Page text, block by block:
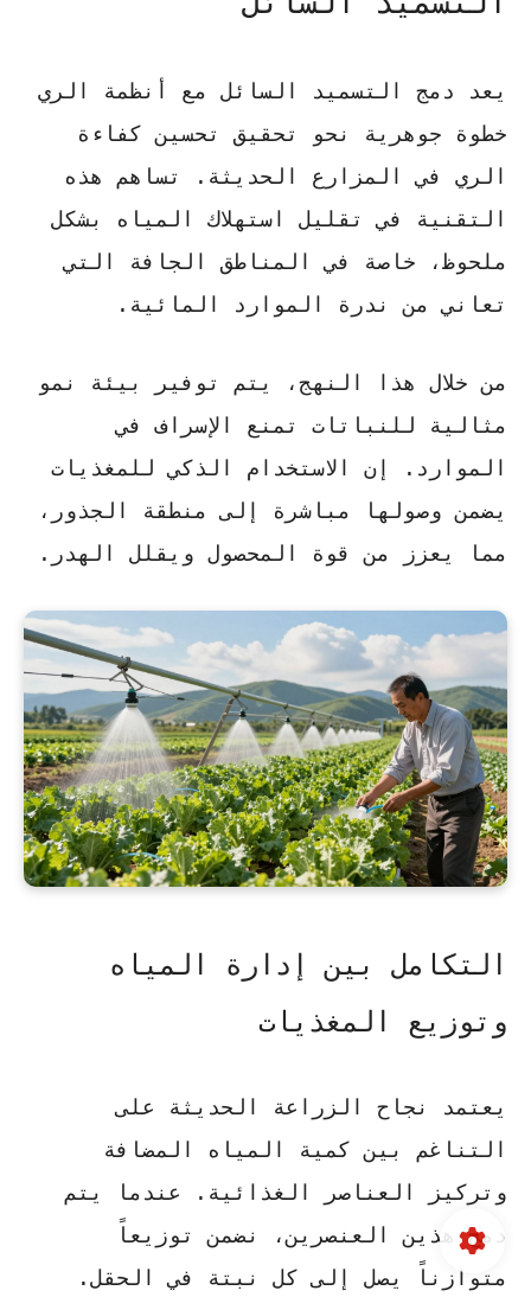
يعد دمج التسميد السائل مع أنظمة الري
خطوة جوهرية نحو تحقيق
تحسين كفاءة
الري في المزارع الحديثة. تساهم هذه
التقنية في تقليل استهلاك المياه بشكل
ملحوظ، خاصة في المناطق الجافة التي
تعاني من ندرة الموارد المائية.
من خلال هذا النهج، يتم توفير بيئة نمو
مثالية للنباتات تمنع الإسراف في
الموارد. إن
الاستخدام الذكيللمغذيات
يضمن وصولها مباشرة إلى منطقة الجذور،
مما يعزز من قوة المحصول ويقلل الهدر.
التكامل بين إدارة المياه
وتوزيع المغذيات
يعتمد نجاح الزراعة الحديثة على
التناغم بين كمية المياه المضافة
وتركيز العناصر الغذائية. عندما يتم
دمج هذين العنصرين، نضمن توزيعاً
متوازناً يصل إلى كل نبتة في الحقل.